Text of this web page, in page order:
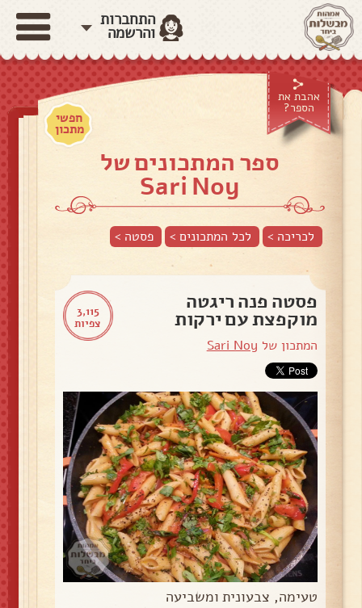
התחברות
והרשמה
אהבת את
הספר?
חפשי
מתכון
ספר המתכונים של
Sari Noy
לכריכה > לכל המתכונים > פסטה >
3,115
צפיות
פסטה פנה ריגטה
מוקפצת עם ירקות
המתכון של Sari Noy
טעימה, צבעונית ומשביעה